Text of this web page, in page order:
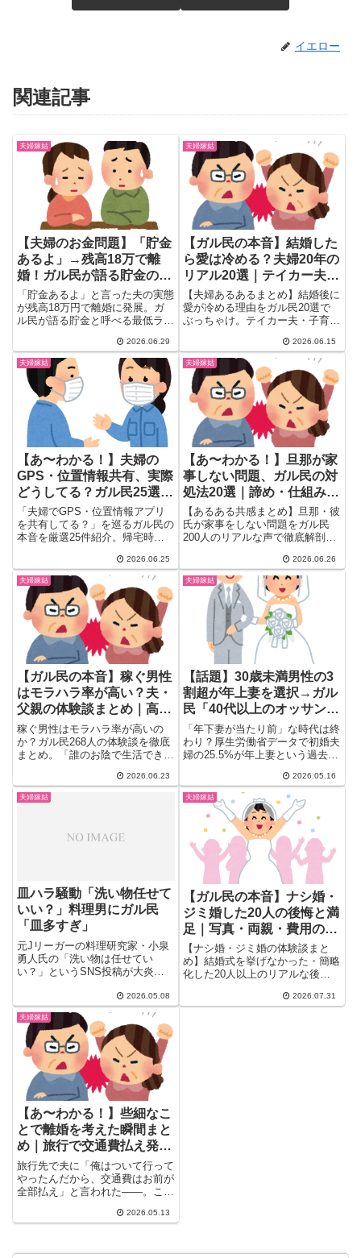
イエロー
関連記事
夫婦嫁姑
【夫婦のお金問題】「貯金
あるよ」→残高18万で離
婚！ガル民が語る貯金の最
低ラインと金銭感覚リアル
「貯金あるよ」と言った夫の実態
が残高18万円で離婚に発展。ガ
ル民が語る貯金と呼べる最低ライ
金ゼロ夫と結婚した体験談、金銭
感覚が合わない夫婦の末路まで。
結婚前に知っておきたいお金の本
音20選。
2026.06.29
夫婦嫁姑
【ガル民の本音】結婚した
ら愛は冷める？夫婦20年の
リアル20選｜テイカー夫・
ワンオペ・長続き夫婦の秘
訣
【夫婦あるあるまとめ】結婚後に
愛が冷める理由をガル民20選で
ぶっちゃけ。テイカー夫・子育て
結婚21年・25年でも「今が一番
良い」と語る夫婦の秘訣も。30-
50代女性のリアルな声が刺さり
ます。
2026.06.15
夫婦嫁姑
【あ〜わかる！】夫婦の
GPS・位置情報共有、実際
どうしてる？ガル民25選｜
便利 vs 監視の本音
「夫婦でGPS・位置情報アプリ
を共有してる？」を巡るガル民の
本音を厳選25件紹介。帰宅時間
「監視みたいで気持ち悪い」否定
派に真っ二つ。防災・子育て目的
の活用例や「夫が嘘をつくから」
の切実な声まで、30〜50代女性
のリアルな夫婦生活をまとめ。
2026.06.25
夫婦嫁姑
【あ〜わかる！】旦那が家
事しない問題、ガル民の対
処法20選｜諦め・仕組み
化・見切りの本音まとめ
【あるある共感まとめ】旦那・彼
氏が家事をしない問題をガル民
200人のリアルな声で徹底解剖。
い」という本音、実際に効いた仕
組み化テクニック、同棲で気づく
見極めポイントまで一気にまと
2026.06.26
夫婦嫁姑
【ガル民の本音】稼ぐ男性
はモラハラ率が高い？夫・
父親の体験談まとめ｜高収
入夫と低収入夫、どちらが
ヤバい？
稼ぐ男性はモラハラ率が高いの
か？ガル民268人の体験談を徹底
まとめ。「誰のお陰で生活できて
収入夫の実態から、逆に低収入男
こそDV・モラ率が高いという反
論、稼ぐ女もモラになる実態まで
2026.06.23
夫婦嫁姑
【話題】30歳未満男性の3
割超が年上妻を選択→ガル
民「40代以上のオッサンは
若い女が好きだけどね」
「大半は1歳差でしょ」反
応まとめ
「年下妻が当たり前」な時代は終
わり？厚生労働省データで初婚夫
婦の25.5%が年上妻という過去最
2026.05.16
夫婦嫁姑
皿ハラ騒動「洗い物任せて
いい？」料理男にガル民
「皿多すぎ」
元Jリーガーの料理研究家・小泉
勇人氏の「洗い物は任せてい
い？」というSNS投稿が大炎上
2026.05.08
夫婦嫁姑
【ガル民の本音】ナシ婚・
ジミ婚した20人の後悔と満
足｜写真・両親・費用のリ
アル
【ナシ婚・ジミ婚の体験談まと
め】結婚式を挙げなかった・簡略
化した20人以上のリアルな後悔
きか、両親への申し訳なさ、姑と
2026.07.31
夫婦嫁姑
【あ〜わかる！】些細なこ
とで離婚を考えた瞬間まと
め｜旅行で交通費払え発言
から日常のモヤモヤまでガ
ル民のリアル
旅行先で夫に「俺はついて行って
やったんだから、交通費はお前が
全部払え」と言われた――。これ
2026.05.13